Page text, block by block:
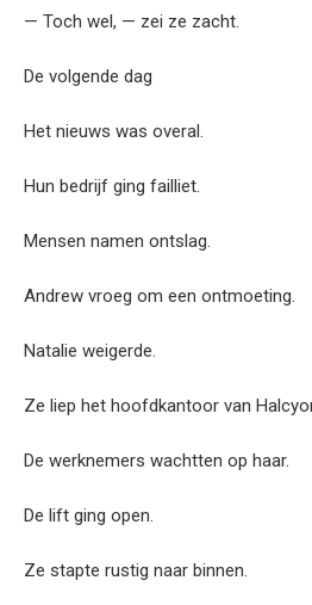
— Toch wel, — zei ze zacht.
De volgende dag
Het nieuws was overal.
Hun bedrijf ging failliet.
Mensen namen ontslag.
Andrew vroeg om een ontmoeting.
Natalie weigerde.
Ze liep het hoofdkantoor van
De werknemers wachtten op haar.
De lift ging open.
Ze stapte rustig naar binnen.